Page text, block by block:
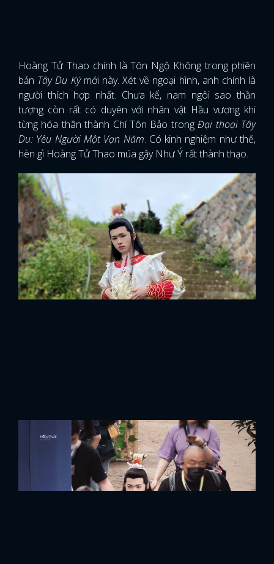
Hoàng Tử Thao chính là Tôn Ngộ Không trong phiên
bản Tây Du Ký mới này. Xét về ngoại hình, anh chính là
người thích hợp nhất. Chưa kể, nam ngôi sao thần
tượng còn rất có duyên với nhân vật Hầu vương khi
từng hóa thân thành Chí Tôn Bảo trongĐại thoại Tây
Du: Yêu Người Một Vạn Năm. Có kinh nghiệm như thế,
hèn gì Hoàng Tử Thao múa gậy Như Ý rất thành thạo.